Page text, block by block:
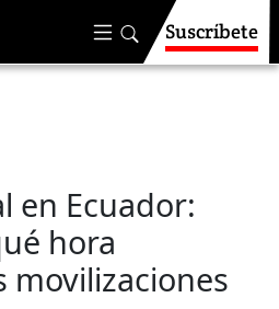
Suscríbete
en Ecuador:
hora
movilizaciones